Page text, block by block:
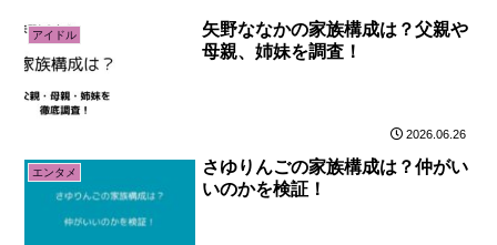
アイドル
矢野ななかの家族構成は？父親や
母親、姉妹を調査！
2026.06.26
エンタメ
さゆりんごの家族構成は？仲がい
いのかを検証！